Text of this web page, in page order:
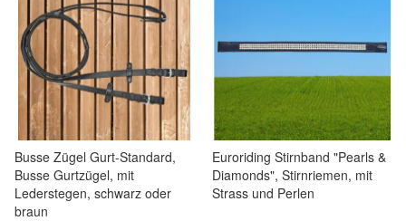
Busse Zügel Gurt-Standard,
Busse Gurtzügel, mit
Lederstegen, schwarz oder
braun
Euroriding Stirnband "Pearls &
Diamonds", Stirnriemen, mit
Strass und Perlen